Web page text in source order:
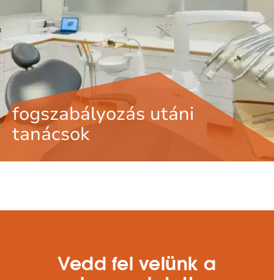
fogszabályozás utáni
tanácsok
Vedd fel velünk a